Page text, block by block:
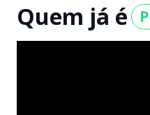
Quem já é